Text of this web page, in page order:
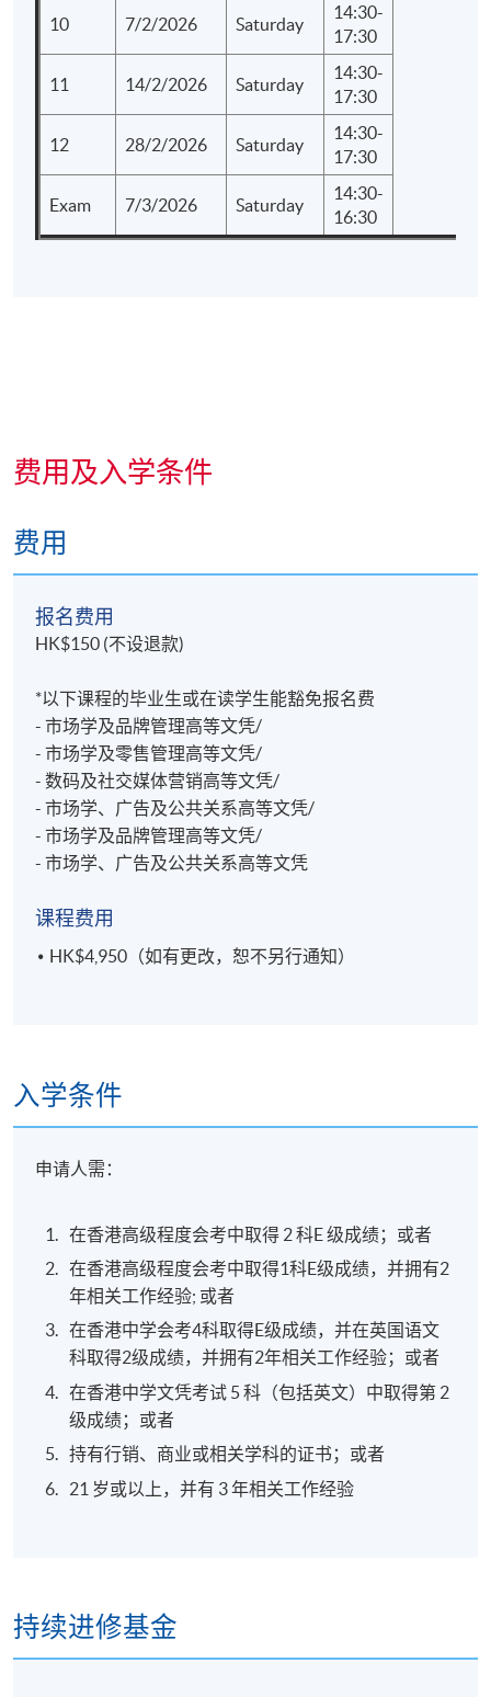
10 7/2/2026 Saturday
14:30-
17:30
11 14/2/2026 Saturday
14:30-
17:30
12 28/2/2026 Saturday
14:30-
17:30
Exam 7/3/2026 Saturday
14:30-
16:30
费用及入学条件
费用
报名费用
HK$150 (不设退款)
*以下课程的毕业生或在读学生能豁免报名费
- 市场学及品牌管理高等文凭/
- 市场学及零售管理高等文凭/
- 数码及社交媒体营销高等文凭/
- 市场学、广告及公共关系高等文凭/
- 市场学及品牌管理高等文凭/
- 市场学、广告及公共关系高等文凭
课程费用
HK$4,950（如有更改，恕不另行通知）
入学条件
申请人需：
在香港高级程度会考中取得 2 科E 级成绩；或者
在香港高级程度会考中取得1科E级成绩，并拥有2
年相关工作经验; 或者
在香港中学会考4科取得E级成绩，并在英国语文
科取得2级成绩，并拥有2年相关工作经验；或者
在香港中学文凭考试 5 科（包括英文）中取得第 2
级成绩；或者
持有行销、商业或相关学科的证书；或者
21 岁或以上，并有 3 年相关工作经验
持续进修基金